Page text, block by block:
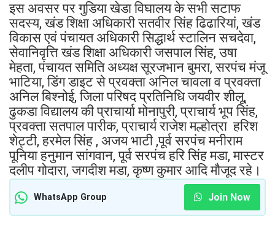
इस अवसर पर गुडिया खेडा विघालय के सभी सटाफ
सदस्य, खंड शिक्षा अधिकारी सतवीर सिंह ढिढारियां, खंड
विकास एवं पंचायत अधिकारी सिद्धार्थ स्टालिन सचदेवा,
सेवानिवृत्ति खंड शिक्षा अधिकारी जसपाल सिंह, उषा
मेहता, पंचायत समिति अध्यक्ष सूरजभान बुमरा, सरपंच मंजू
भाटिया, डिंग डाइट से प्रवक्ता अनिल चावला व प्रवक्ता
अनिल बिश्नोई, जिला परिषद प्रतिनिधि जयवीर शीलू,
ढुकडा विद्यालय की प्राचार्या मोनापुरी, प्राचार्य भूप सिंह,
प्रवक्ता सतपाल पारीक, प्राचार्य राजेश मल्होत्रा हरिश
शेट्टी, हरमेल सिंह , अजय भाटी ,पूर्व सरपंच मनीराम
पूनिया हनुमान सांगवान, पूर्व सरपंच हरि सिंह मडा, मास्टर
दलीप गोदारा, जगदीश मडा, कृष्ण कुमार आदि मौजूद रहे।
WhatsApp Group Join Now